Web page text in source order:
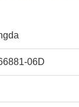
06D